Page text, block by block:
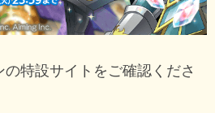
特設サイトをご確認くださ